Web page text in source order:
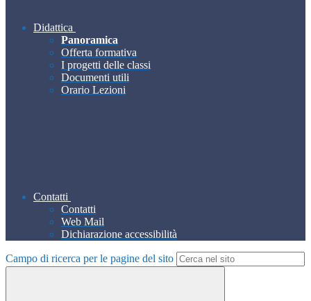
Didattica
Panoramica
Offerta formativa
I progetti delle classi
Documenti utili
Orario Lezioni
Contatti
Contatti
Web Mail
Dichiarazione accessibilità
Campo di ricerca per le pagine del sito